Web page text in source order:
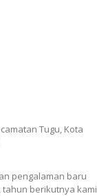
Tugu, Kota
pengalaman baru
berikutnya kami